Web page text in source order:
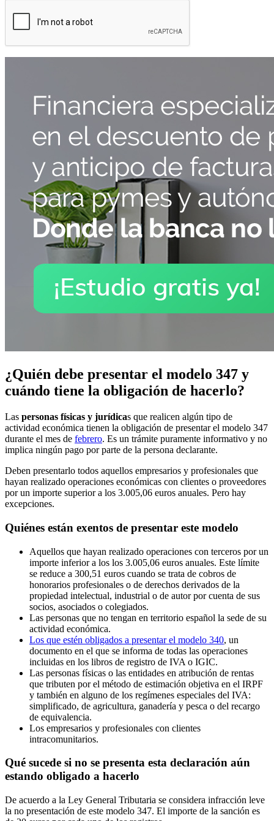
¿Quién debe presentar el modelo 347 y
cuándo tiene la obligación de hacerlo?
Las personas físicas y jurídicas que realicen algún tipo de
actividad económica tienen la obligación de presentar el modelo 347
durante el mes de febrero. Es un trámite puramente informativo y no
implica ningún pago por parte de la persona declarante.
Deben presentarlo todos aquellos empresarios y profesionales que
hayan realizado operaciones económicas con clientes o proveedores
por un importe superior a los 3.005,06 euros anuales. Pero hay
excepciones.
Quiénes están exentos de presentar este modelo
Aquellos que hayan realizado operaciones con terceros por un
importe inferior a los los 3.005,06 euros anuales. Este límite
se reduce a 300,51 euros cuando se trata de cobros de
honorarios profesionales o de derechos derivados de la
propiedad intelectual, industrial o de autor por cuenta de sus
socios, asociados o colegiados.
Las personas que no tengan en territorio español la sede de su
actividad económica.
Los que estén obligados a presentar el modelo 340, un
documento en el que se informa de todas las operaciones
incluidas en los libros de registro de IVA o IGIC.
Las personas físicas o las entidades en atribución de rentas
que tributen por el método de estimación objetiva en el IRPF
y también en alguno de los regímenes especiales del IVA:
simplificado, de agricultura, ganadería y pesca o del recargo
de equivalencia.
Los empresarios y profesionales con clientes
intracomunitarios.
Qué sucede si no se presenta esta declaración aún
estando obligado a hacerlo
De acuerdo a la Ley General Tributaria se considera infracción leve
la no presentación de este modelo 347. El importe de la sanción es